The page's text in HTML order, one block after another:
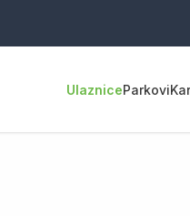
UlazniceParkovi